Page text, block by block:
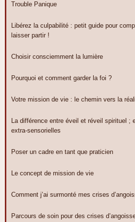
Trouble Panique
Libérez la culpabilité : petit guide pour
laisser partir !
Choisir consciemment la lumière
Pourquoi et comment garder la foi ?
Votre mission de vie : le chemin vers la
La différence entre éveil et réveil spirituel ;
extra-sensorielles
Poser un cadre en tant que praticien
Le concept de mission de vie
Comment j’ai surmonté mes crises
Parcours de soin pour des crises